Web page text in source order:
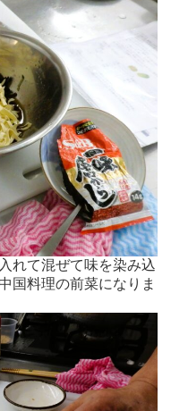
れて混ぜて味を染み込
国料理の前菜になりま